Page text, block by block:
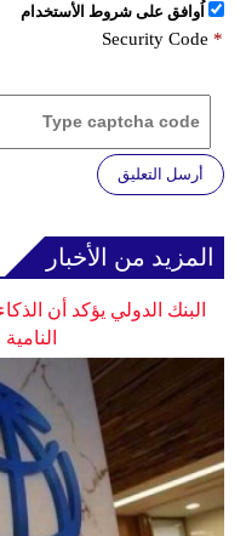
اُوافق على شروط الأستخدام
Security Code *
أرسل التعليق
المزيد من الأخبار
البنك الدولي يؤكد أن